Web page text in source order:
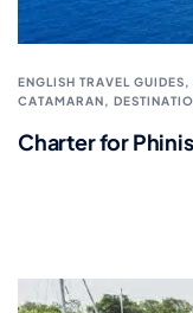
ENGLISH TRAVEL GUIDES,
CATAMARAN,
Charter for